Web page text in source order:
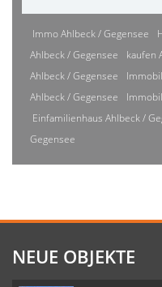
Immo Ahlbeck / Gegensee
Ahlbeck / Gegensee
kaufen
Ahlbeck / Gegensee
Ahlbeck / Gegensee
Einfamilienhaus Ahlbeck /
Gegensee
NEUE OBJEKTE